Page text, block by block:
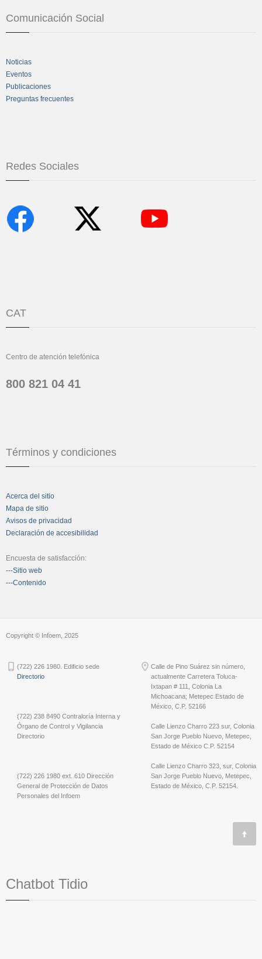
Comunicación Social
Noticias
Eventos
Publicaciones
Preguntas frecuentes
Redes Sociales
CAT
Centro de atención telefónica
800 821 04 41
Términos y condiciones
Acerca del sitio
Mapa de sitio
Avisos de privacidad
Declaración de accesibilidad
Encuesta de satisfacción:
---Sitio web
---Contenido
Copyright © Infoem, 2025
(722) 226 1980. Edificio sede
Directorio
(722) 238 8490 Contraloría Interna y
Órgano de Control y Vigilancia
Directorio
(722) 226 1980 ext. 610 Dirección
General de Protección de Datos
Personales del Infoem
Calle de Pino Suárez sin número,
actualmente Carretera Toluca-
Ixtapan # 111, Colonia La
Michoacana; Metepec Estado de
México, C.P. 52166
Calle Lienzo Charro 223 sur, Colonia
San Jorge Pueblo Nuevo, Metepec,
Estado de México C.P. 52154
Calle Lienzo Charro 323, sur, Colonia
San Jorge Pueblo Nuevo, Metepec,
Estado de México, C.P. 52154.
Chatbot Tidio